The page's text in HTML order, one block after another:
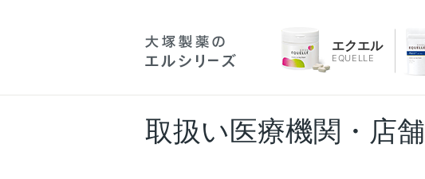
エクエル
EQUELLE
取扱い医療機関・店舗